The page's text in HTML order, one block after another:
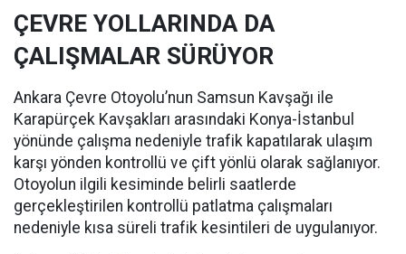
ÇEVRE YOLLARINDA DA
ÇALIŞMALAR SÜRÜYOR
Ankara Çevre Otoyolu’nun Samsun Kavşağı ile
Karapürçek Kavşakları arasındaki Konya-İstanbul
yönünde çalışma nedeniyle trafik kapatılarak ulaşım
karşı yönden kontrollü ve çift yönlü olarak sağlanıyor.
Otoyolun ilgili kesiminde belirli saatlerde
gerçekleştirilen kontrollü patlatma çalışmaları
nedeniyle kısa süreli trafik kesintileri de uygulanıyor.